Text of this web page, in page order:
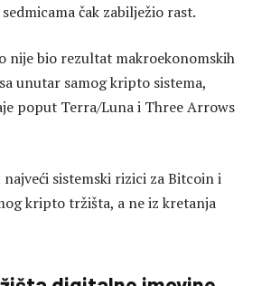
čak zabilježio rast.
nije bio rezultat makroekonomskih
unutar samog kripto sistema,
poput Terra/Luna i Three Arrows
najveći sistemski rizici za Bitcoin i
kripto tržišta, a ne iz kretanja